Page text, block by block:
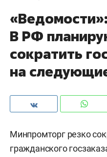
«Ведомости»:
В РФ
сократить
на
Минпромторг резко
гражданского